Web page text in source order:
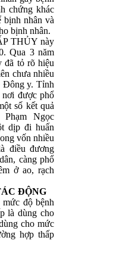
chứng khác
bịnh nhân và
bịnh nhân.
này
Qua 3 năm
đã tỏ rõ hiệu
chưa nhiều
Đông y. Tỉnh
được phổ
số kết quả
Ngọc
dịp đi huấn
vốn nhiều
điều đương
càng phổ
ở ao, rạch
ĐỘNG
độ bệnh
là dùng cho
cho mức
hợp thấp